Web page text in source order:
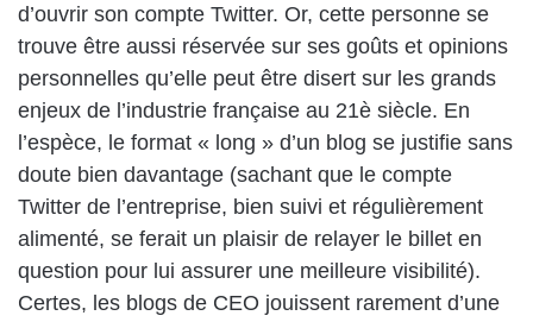
d’ouvrir son compte Twitter. Or, cette personne se
trouve être aussi réservée sur ses goûts et opinions
personnelles qu’elle peut être disert sur les grands
enjeux de l’industrie française au 21è siècle. En
l’espèce, le format « long » d’un blog se justifie sans
doute bien davantage (sachant que le compte
Twitter de l’entreprise, bien suivi et régulièrement
alimenté, se ferait un plaisir de relayer le billet en
question pour lui assurer une meilleure visibilité).
Certes, les blogs de CEO jouissent rarement d’une